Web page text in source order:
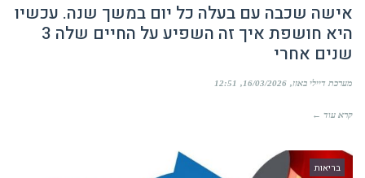
אישה שכבה עם בעלה כל יום במשך שנה. עכשיו
היא חושפת איך זה השפיע על החיים שלה 3
שנים אחרי
מערכת דיילי באזז 16/03/2026
12:51
קרא עוד ←
בריאות